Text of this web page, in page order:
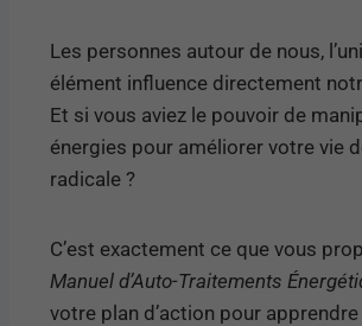
Les personnes autour de nous,
élément influence directement
Et si vous aviez le pouvoir de
énergies pour améliorer votre vie
radicale ?
C’est exactement ce que vous
Manuel d’Auto-Traitements
votre plan d’action pour apprendre